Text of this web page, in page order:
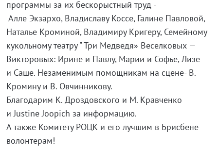
программы за их бескорыстный труд -
Алле Экзархо, Владиславу Коссе, Галине Павловой,
Наталье Кроминой, Владимиру Кригеру, Семейному
кукольному театру " Три Медведя» Веселковых —
Викторовых: Ирине и Павлу, Марии и Софье, Лизе
и Саше. Незаменимым помощникам на сцене- В.
Кромину и В. Овчинникову.
Благодарим К. Дроздовского и М. Кравченко
и Justine Joopich за информацию.
А также Комитету РОЦК и его лучшим в Брисбене
волонтерам!